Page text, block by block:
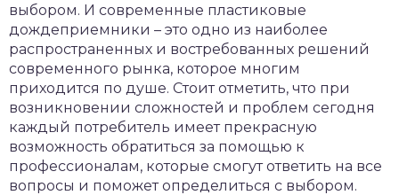
выбором. И современные пластиковые
дождеприемники – это одно из наиболее
распространенных и востребованных решений
современного рынка, которое многим
приходится по душе. Стоит отметить, что при
возникновении сложностей и проблем сегодня
каждый потребитель имеет прекрасную
возможность обратиться за помощью к
профессионалам, которые смогут ответить на все
вопросы и поможет определиться с выбором.